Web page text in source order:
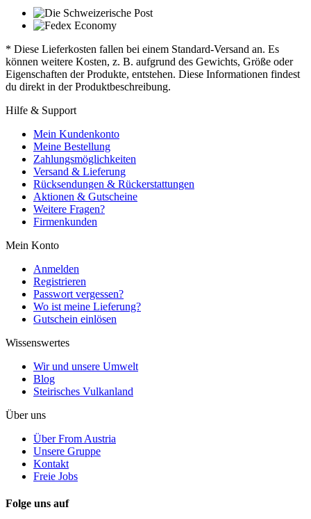
* Diese Lieferkosten fallen bei einem Standard-Versand an. Es
können weitere Kosten, z. B. aufgrund des Gewichts, Größe oder
Eigenschaften der Produkte, entstehen. Diese Informationen findest
du direkt in der Produktbeschreibung.
Hilfe & Support
Mein Kundenkonto
Meine Bestellung
Zahlungsmöglichkeiten
Versand & Lieferung
Rücksendungen & Rückerstattungen
Aktionen & Gutscheine
Weitere Fragen?
Firmenkunden
Mein Konto
Anmelden
Registrieren
Passwort vergessen?
Wo ist meine Lieferung?
Gutschein einlösen
Wissenswertes
Wir und unsere Umwelt
Blog
Steirisches Vulkanland
Über uns
Über From Austria
Unsere Gruppe
Kontakt
Freie Jobs
Folge uns auf